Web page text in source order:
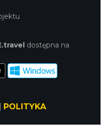
dostępna na
POLITYKA